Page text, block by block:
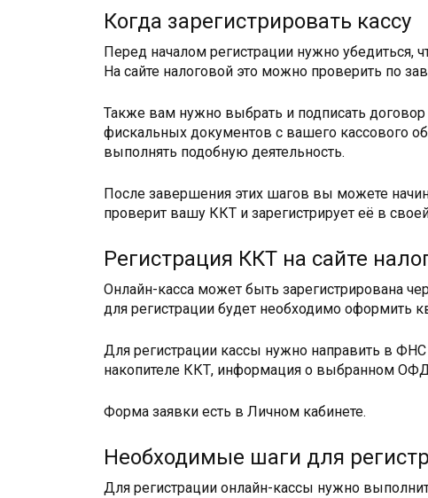
Когда зарегистрировать кассу
Перед началом регистрации нужно убедиться,
На сайте налоговой это можно проверить по
Также вам нужно выбрать и подписать
фискальных документов с вашего кассового
выполнять подобную деятельность.
После завершения этих шагов вы можете
проверит вашу ККТ и зарегистрирует её в
Регистрация ККТ на сайте
Онлайн-касса может быть зарегистрирована
для регистрации будет необходимо оформить
Для регистрации кассы нужно направить в
накопителе ККТ, информация о выбранном
Форма заявки есть в Личном кабинете.
Необходимые шаги для
Для регистрации онлайн-кассы нужно